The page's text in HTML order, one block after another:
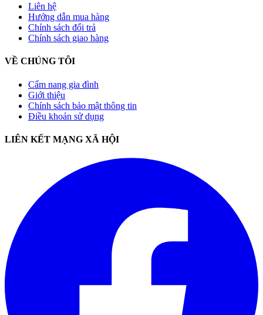
Liên hệ
Hướng dẫn mua hàng
Chính sách đổi trả
Chính sách giao hàng
VỀ CHÚNG TÔI
Cẩm nang gia đình
Giới thiệu
Chính sách bảo mật thông tin
Điều khoản sử dụng
LIÊN KẾT MẠNG XÃ HỘI